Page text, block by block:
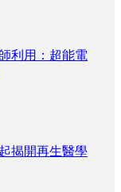
利用：超能電
揭開再生醫學